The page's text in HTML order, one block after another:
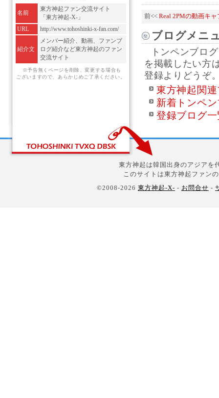
前<< Real 2PMの動画キャ
ブログメニ
トンペンブロ
を掲載したい方
登録よりどうぞ
東方神起関
新着トンペ
登録ブログ
名前
東方神起ファン交流サイト
「東方神起-X-」
URL
http://www.tohoshinki-x-fan.com/
紹介文
メンバー紹介、動画、ファンブ
ログ紹介など東方神起のファン
交流サイト
※予告無くページを削除、変更する場合も
ございますので、あらかじめご了承ください。
東方神起は韓国出身のアジアを
このサイトは東方神起ファン
©2008-2026 東方神起-X- - お問合せ -